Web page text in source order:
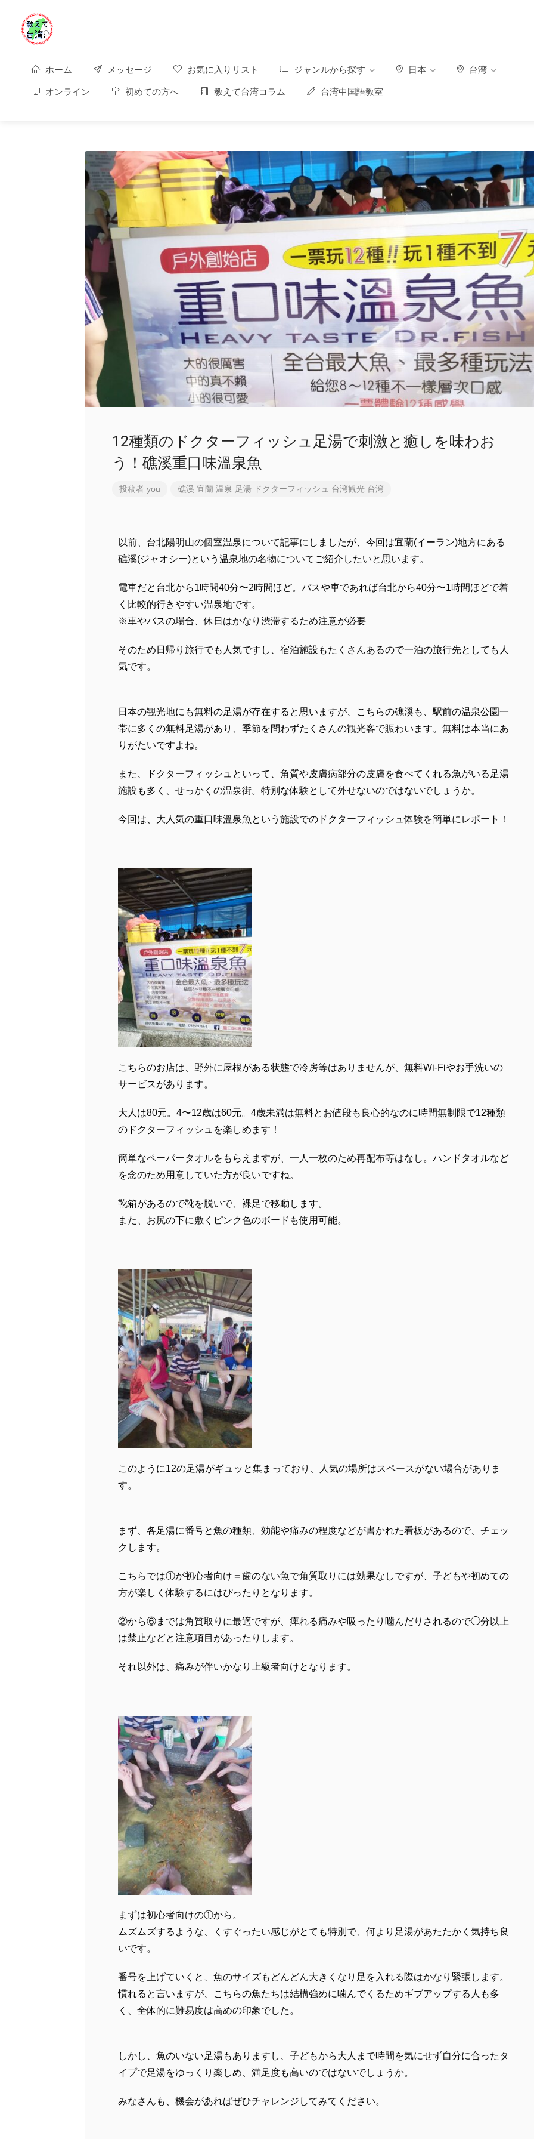
ホーム メッセージ お気に入りリスト ジャンルから探す 日本 台湾
オンライン 初めての方へ 教えて台湾コラム 台湾中国語教室
12種類のドクターフィッシュ足湯で刺激と癒しを味わお
う！礁溪重口味溫泉魚
投稿者 you 礁溪 宜蘭 温泉 足湯 ドクターフィッシュ 台湾観光 台湾
以前、台北陽明山の個室温泉について記事にしましたが、今回は宜蘭(イーラン)地方にある
礁溪(ジャオシー)という温泉地の名物についてご紹介したいと思います。
電車だと台北から1時間40分〜2時間ほど。バスや車であれば台北から40分〜1時間ほどで着
く比較的行きやすい温泉地です。
※車やバスの場合、休日はかなり渋滞するため注意が必要
そのため日帰り旅行でも人気ですし、宿泊施設もたくさんあるので一泊の旅行先としても人
気です。
日本の観光地にも無料の足湯が存在すると思いますが、こちらの礁溪も、駅前の温泉公園一
帯に多くの無料足湯があり、季節を問わずたくさんの観光客で賑わいます。無料は本当にあ
りがたいですよね。
また、ドクターフィッシュといって、角質や皮膚病部分の皮膚を食べてくれる魚がいる足湯
施設も多く、せっかくの温泉街。特別な体験として外せないのではないでしょうか。
今回は、大人気の重口味溫泉魚という施設でのドクターフィッシュ体験を簡単にレポート！
こちらのお店は、野外に屋根がある状態で冷房等はありませんが、無料Wi-Fiやお手洗いの
サービスがあります。
大人は80元。4〜12歳は60元。4歳未満は無料とお値段も良心的なのに時間無制限で12種類
のドクターフィッシュを楽しめます！
簡単なペーパータオルをもらえますが、一人一枚のため再配布等はなし。ハンドタオルなど
を念のため用意していた方が良いですね。
靴箱があるので靴を脱いで、裸足で移動します。
また、お尻の下に敷くピンク色のボードも使用可能。
このように12の足湯がギュッと集まっており、人気の場所はスペースがない場合がありま
す。
まず、各足湯に番号と魚の種類、効能や痛みの程度などが書かれた看板があるので、チェッ
クします。
こちらでは①が初心者向け＝歯のない魚で角質取りには効果なしですが、子どもや初めての
方が楽しく体験するにはぴったりとなります。
②から⑥までは角質取りに最適ですが、痺れる痛みや吸ったり噛んだりされるので◯分以上
は禁止などと注意項目があったりします。
それ以外は、痛みが伴いかなり上級者向けとなります。
まずは初心者向けの①から。
ムズムズするような、くすぐったい感じがとても特別で、何より足湯があたたかく気持ち良
いです。
番号を上げていくと、魚のサイズもどんどん大きくなり足を入れる際はかなり緊張します。
慣れると言いますが、こちらの魚たちは結構強めに噛んでくるためギブアップする人も多
く、全体的に難易度は高めの印象でした。
しかし、魚のいない足湯もありますし、子どもから大人まで時間を気にせず自分に合ったタ
イプで足湯をゆっくり楽しめ、満足度も高いのではないでしょうか。
みなさんも、機会があればぜひチャレンジしてみてください。